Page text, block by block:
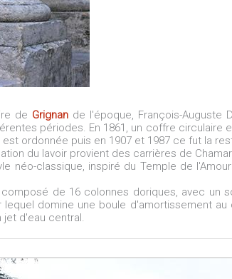
de Grignan de l'époque, François-Auguste
périodes. En 1861, un coffre circulaire
ordonnée puis en 1907 et 1987 ce fut la
du lavoir provient des carrières de
néo-classique, inspiré du Temple de
de 16 colonnes doriques, avec un
domine une boule d'amortissement
d'eau central.